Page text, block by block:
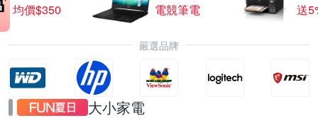
均價$350
電競筆電
送
嚴選品牌
大小家電